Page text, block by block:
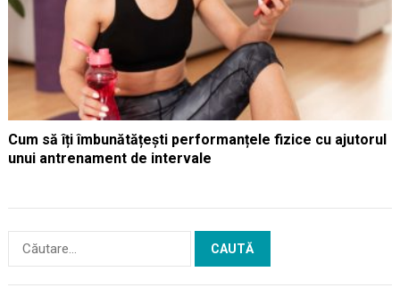
Cum să îți îmbunătățești performanțele fizice cu ajutorul
unui antrenament de intervale
după: